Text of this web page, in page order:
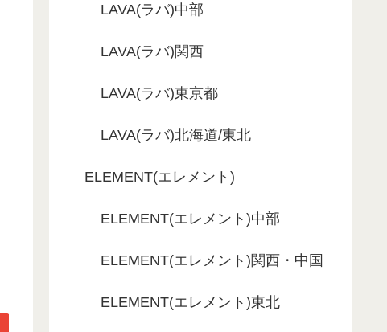
LAVA(ラバ)中部
LAVA(ラバ)関西
LAVA(ラバ)東京都
LAVA(ラバ)北海道/東北
ELEMENT(エレメント)
ELEMENT(エレメント)中部
ELEMENT(エレメント)関西・中国
ELEMENT(エレメント)東北